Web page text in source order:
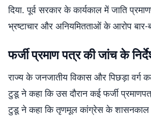
दिया. पूर्व सरकार के कार्यकाल में जाति
भ्रष्टाचार और अनियमितताओं के आरोप
फर्जी प्रमाण पत्र की जांच के
राज्य के जनजातीय विकास और पिछड़ा वर्ग
टुडू ने कहा कि उस दौरान कई फर्जी
टुडू ने कहा कि तृणमूल कांग्रेस के शासनकाल